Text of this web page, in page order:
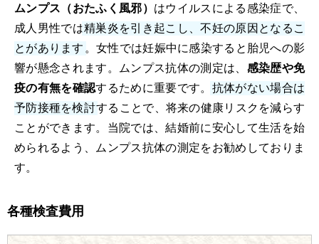
ムンプス（おたふく風邪） はウイルスによる感染症で、
成人男性では精巣炎を引き起こし、不妊の原因となるこ
とがあります 。女性では妊娠中に感染すると胎児への影
響が懸念されます。ムンプス抗体の測定は、 感染歴や免
疫の有無を確認するために重要です。 抗体がない場合は
予防接種を検討することで、将来の健康リスクを減らす
ことができます。当院では、結婚前に安心して生活を始
められるよう、ムンプス抗体の測定をお勧めしておりま
す。
各種検査費用